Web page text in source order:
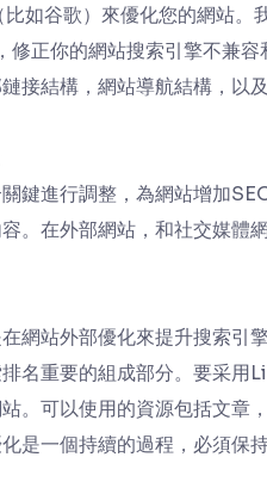
如谷歌）來優化您的網站
正你的網站搜索引擎不兼
接結構，網站導航結構，以
鍵進行調整，為網站增加
。在外部網站，和社交媒體
網站外部優化來提升搜索引
名重要的組成部分。要采
。可以使用的資源包括文章
是一個持續的過程，必須保